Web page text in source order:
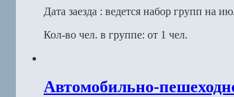
Дата заезда : ведется набор групп на
Кол-во чел. в группе: от 1 чел.
Автомобильно-